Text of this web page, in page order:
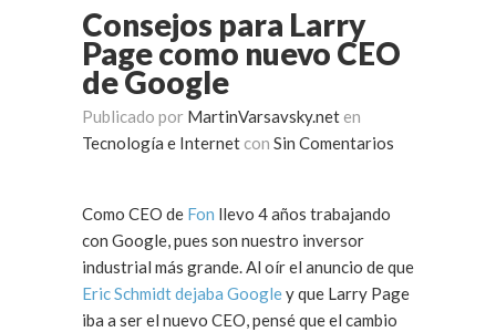
Consejos para Larry
Page como nuevo CEO
de Google
Publicado por MartinVarsavsky.net en
Tecnología e Internet con Sin Comentarios
Como CEO de Fon llevo 4 años trabajando
con Google, pues son nuestro inversor
industrial más grande. Al oír el anuncio de que
Eric Schmidt dejaba Googley que Larry Page
iba a ser el nuevo CEO, pensé que el cambio